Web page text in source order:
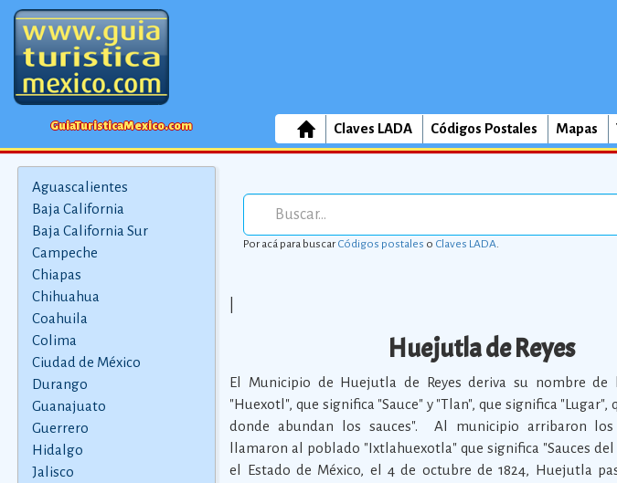
GuiaTuristicaMexico.com Claves LADA Códigos Postales Mapas
Aguascalientes
Baja California
Baja California Sur
Campeche
Chiapas
Chihuahua
Coahuila
Colima
Ciudad de México
Durango
Guanajuato
Guerrero
Hidalgo
Jalisco
Por acá para buscarCódigos postales o Claves LADA.
Huejutla de Reyes
El Municipio de Huejutla de Reyes deriva su nombre de
"Huexotl", que significa "Sauce" y "Tlan", que significa "Lugar",
donde abundan los sauces". Al municipio arribaron los
llamaron al poblado "Ixtlahuexotla" que significa "Sauces del
el Estado de México, el 4 de octubre de 1824, Huejutla